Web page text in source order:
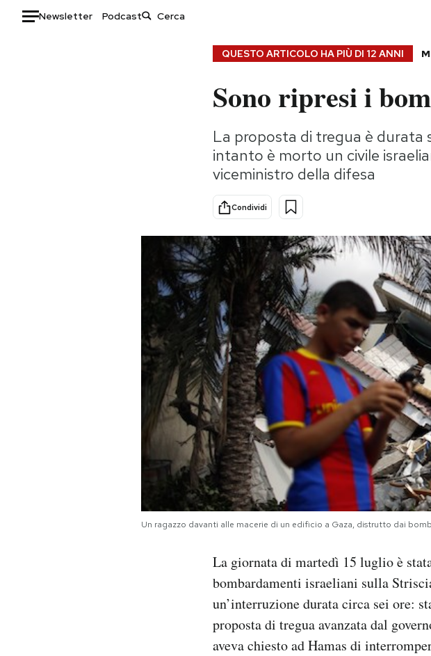
Newsletter Podcast
Consumismi
Storie/Idee
Ok Boomer!
Europa
Altrecose
Mondiali calcio 2026
QUESTO ARTICOLO HA PIÙ DI 12 ANNI
Sono ripresi i
La proposta di tregua è durata
intanto è morto un civile
viceministro della difesa
Condividi
Un ragazzo davanti alle macerie di un edificio a Gaza, distrutto dai
La giornata di martedì 15 luglio è
bombardamenti israeliani sulla
un’interruzione durata circa sei ore:
proposta di tregua avanzata dal
aveva chiesto ad Hamas di